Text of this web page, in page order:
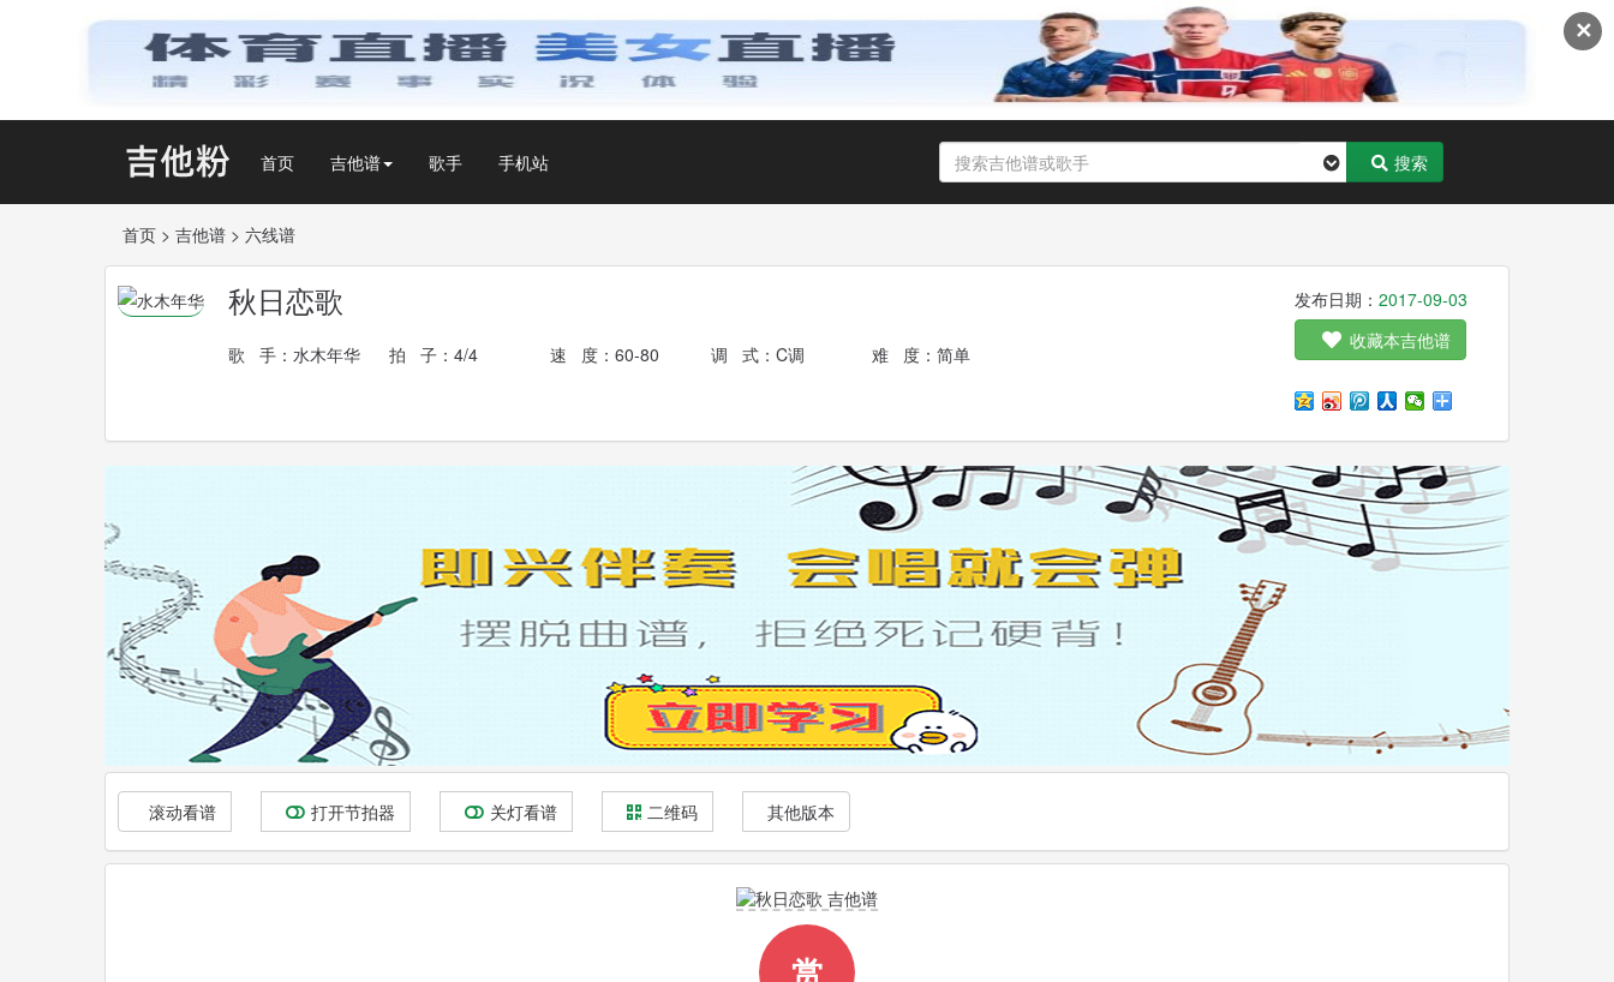
✕
首页 吉他谱 歌手 手机站 搜索
首页 > 吉他谱 > 六线谱
秋日恋歌
歌 手： 水木年华 拍 子：4/4 速 度：60-80 调 式：C调 难 度：简单
发布日期： 2017-09-03
收藏本吉他谱
滚动看谱 打开节拍器 关灯看谱 二维码 其他版本
赏